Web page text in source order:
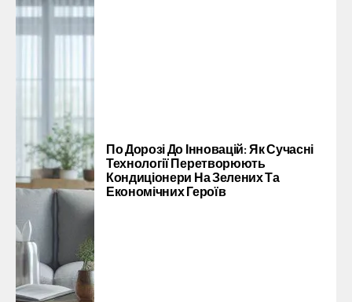
По Дорозі До Інновацій: Як Сучасні
Технології Перетворюють
Кондиціонери На Зелених Та
Економічних Героїв